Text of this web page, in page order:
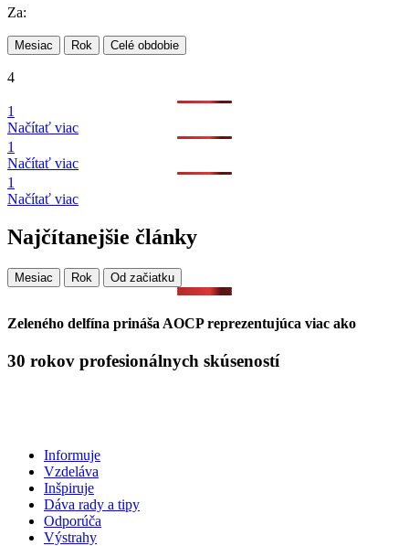
Za:
Mesiac Rok Celé obdobie
4
1
Načítať viac
1
Načítať viac
1
Načítať viac
Najčítanejšie články
Mesiac Rok Od začiatku
Zeleného delfína prináša AOCP reprezentujúca viac ako
30 rokov profesionálnych skúseností
Informuje
Vzdeláva
Inšpiruje
Dáva rady a tipy
Odporúča
Výstrahy